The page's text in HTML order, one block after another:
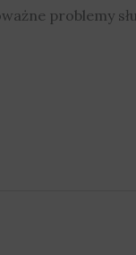
problemy